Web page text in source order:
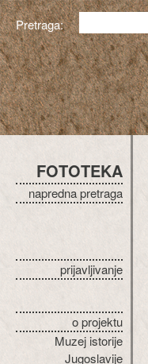
Pretraga:
FOTOTEKA
napredna pretraga
prijavljivanje
o projektu
Muzej istorije
Jugoslavije